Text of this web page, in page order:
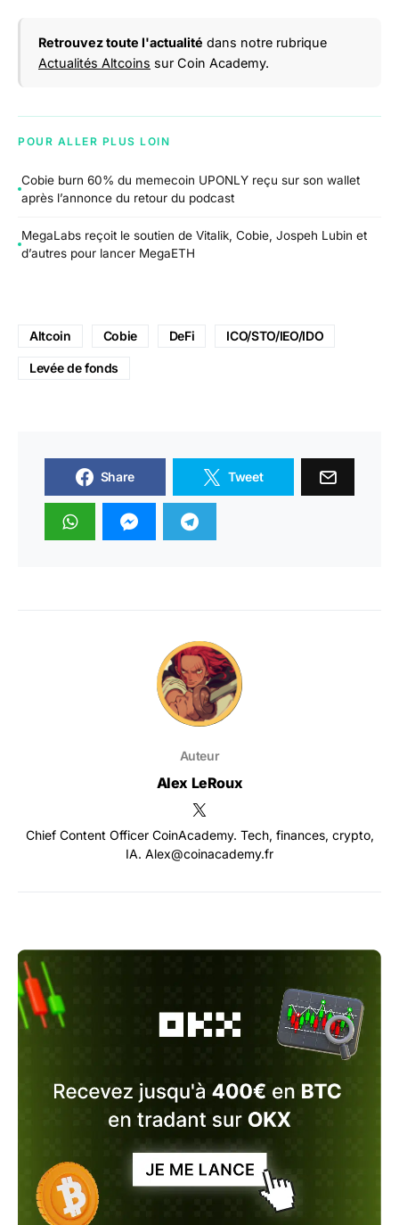
Retrouvez toute l'actualité dans notre rubrique
Actualités Altcoins sur Coin Academy.
POUR ALLER PLUS LOIN
Cobie burn 60% du memecoin UPONLY reçu sur son wallet
après l’annonce du retour du podcast
MegaLabs reçoit le soutien de Vitalik, Cobie, Jospeh Lubin et
d’autres pour lancer MegaETH
Altcoin Cobie DeFi ICO/STO/IEO/IDO
Levée de fonds
Share Tweet
Auteur
Alex LeRoux
Chief Content Officer CoinAcademy. Tech, finances, crypto,
IA. Alex@coinacademy.fr